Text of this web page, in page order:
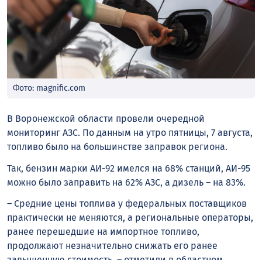
Фото: magnific.com
В Воронежской области провели очередной
мониторинг АЗС. По данным на утро пятницы, 7 августа,
топливо было на большинстве заправок региона.
Так, бензин марки АИ-92 имелся на 68% станций, АИ-95
можно было заправить на 62% АЗС, а дизель – на 83%.
– Средние цены топлива у федеральных поставщиков
практически не меняются, а региональные операторы,
ранее перешедшие на импортное топливо,
продолжают незначительно снижать его ранее